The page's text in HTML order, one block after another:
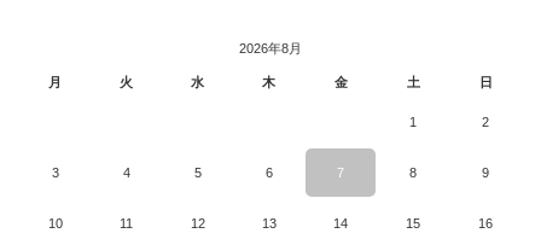
2026年8月
月 火 水 木 金 土 日
1 2
3 4 5 6 7 8 9
10 11 12 13 14 15 16